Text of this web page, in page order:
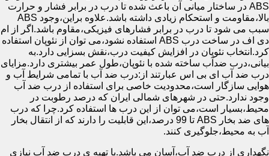
ABS در ساختار میانی آن باعث شده تا درب در برابر فشار و حرارت
بالا،مقاومت و استحکام زیادی داشته باشد.علاوه براین،وجود ABS
سبب می شود تا درب در برابر فشارهای فیزیکی،مقاوم باشد.اگر از ام
دی اف در ساخت درب ABS استفاده نشود،می توان از نئوپان استفاده
کرد.انتخاب نئوپان در افزایش کیفیت درب،نقش بسزایی دارد.به
بیانی،درب ضدآب ساخته شده با نئوپان،طول عمر بیشتری دارد.مزایای
درب ضد آب ای بی اس عبارتند از:درب ضد آب با تمامی شرایط آب و
هوایی سازگار است،محدودیت خاصی برای استفاده از درب ضد آب
وجود ندارد.حتی در شهرهای شمالی ایران که درصد رطوبت در
محیط،بسیار است،می توان از این درب ها استفاده کرد.چرا که درب
های ضد بخار ABS تا 99 درصد،این قابلیت را دارند که از انتقال بخار
آب به محیط،جلوگیری کنند.
نگهداری از درب ضد آب،آسان می باشد.با تهیه ی درب ضد آب نیازی